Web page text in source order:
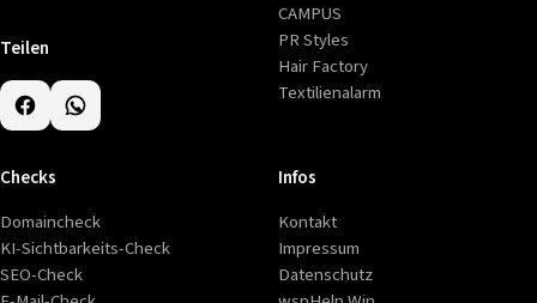
Teilen
CAMPUS
PR Styles
Hair Factory
Textilienalarm
Checks
Domaincheck
KI-Sichtbarkeits-Check
SEO-Check
Infos
Kontakt
Impressum
Datenschutz